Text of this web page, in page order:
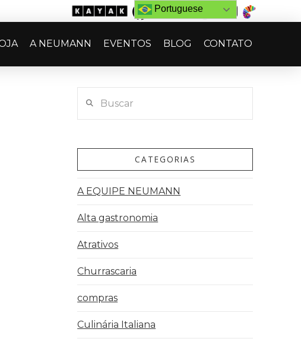
A NEUMANN EVENTOS BLOG CONTATO
CATEGORIAS
A EQUIPE NEUMANN
Alta gastronomia
Atrativos
Churrascaria
compras
Culinária Italiana
Portuguese